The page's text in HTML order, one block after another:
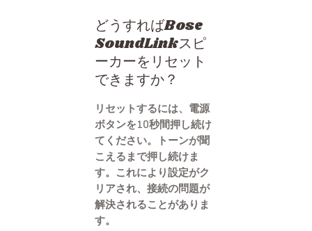
どうすればBose
SoundLinkスピ
ーカーをリセット
できますか？
リセットするには、電源
ボタンを10秒間押し続け
てください。トーンが聞
こえるまで押し続けま
す。これにより設定がク
リアされ、接続の問題が
解決されることがありま
す。